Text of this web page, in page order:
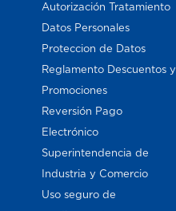
Autorización Tratamiento
Datos Personales
Proteccion de Datos
Reglamento Descuentos y
Promociones
Reversión Pago
Electrónico
Superintendencia de
Industria y Comercio
Uso seguro de